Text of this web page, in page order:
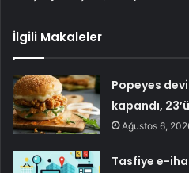
İlgili Makaleler
Popeyes
kapandı,
Ağustos 6,
Tasfiye e-